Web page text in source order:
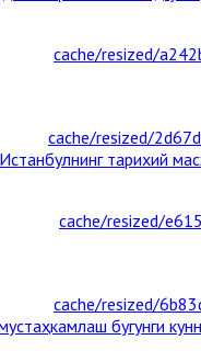
Истанбулнинг тарихий
бугунги